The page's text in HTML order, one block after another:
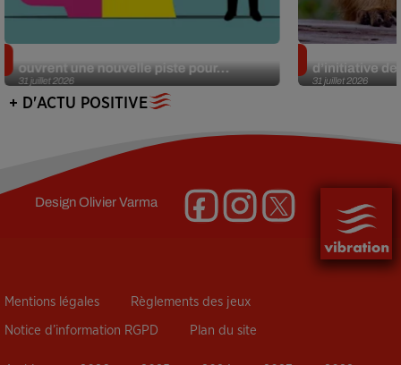
31 juillet 2026
ouvrent une nouvelle piste pour...
31 juillet 2026
d’initiative
+ D'ACTU POSITIVE
DesignOlivier Varma
Mentions légales Règlements des jeux
Notice d’information RGPD Plan du site